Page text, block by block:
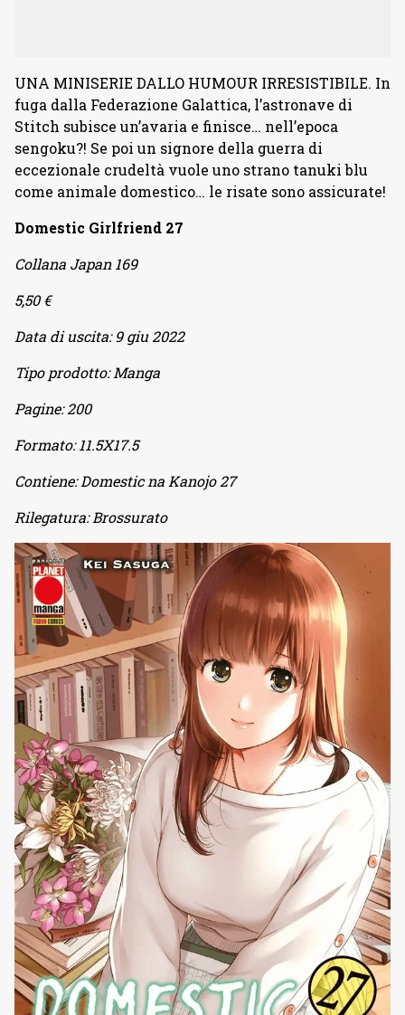
UNA MINISERIE DALLO HUMOUR IRRESISTIBILE. In
fuga dalla Federazione Galattica, l’astronave di
Stitch subisce un’avaria e finisce… nell’epoca
sengoku?! Se poi un signore della guerra di
eccezionale crudeltà vuole uno strano tanuki blu
come animale domestico… le risate sono assicurate!
Domestic Girlfriend 27
Collana Japan 169
5,50 €
Data di uscita: 9 giu 2022
Tipo prodotto: Manga
Pagine: 200
Formato: 11.5X17.5
Contiene: Domestic na Kanojo 27
Rilegatura: Brossurato